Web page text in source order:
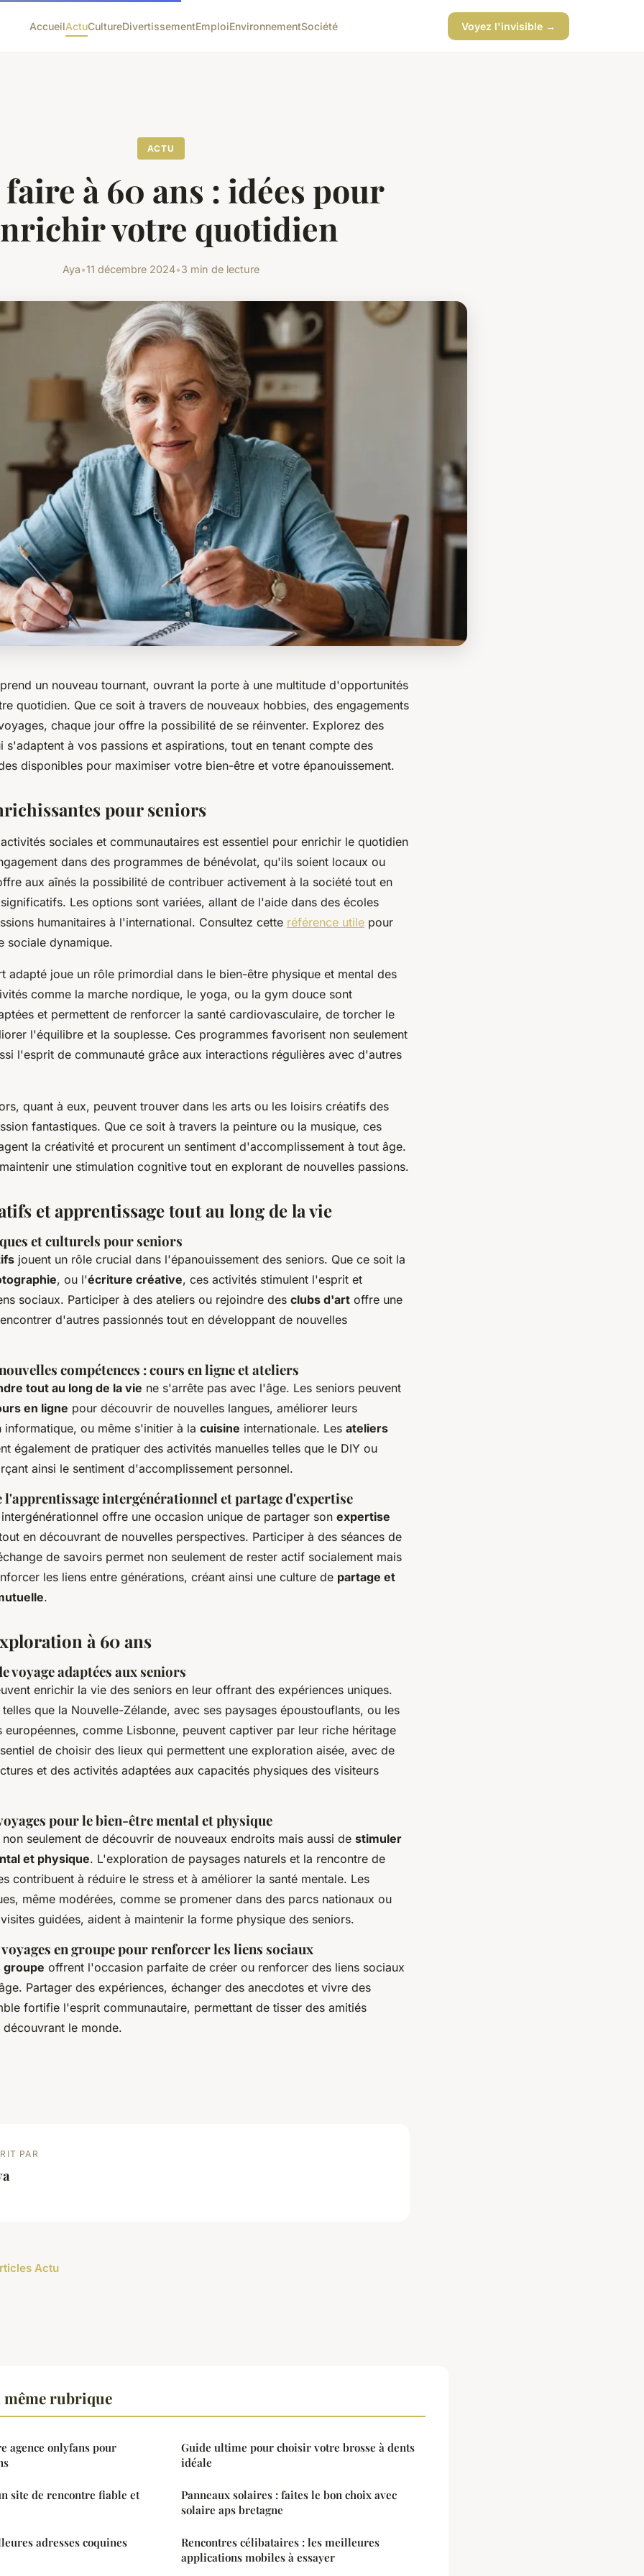
AccueilActuCultureDivertissementEmploiEnvironnementSociété Voyez l'invisible →
ACTU
à 60 ans : idées pour
votre quotidien
Aya•11 décembre 2024•3 min de lecture
un nouveau tournant, ouvrant la porte à une multitude d'opportunités
quotidien. Que ce soit à travers de nouveaux hobbies, des engagements
chaque jour offre la possibilité de se réinventer. Explorez des
s'adaptent à vos passions et aspirations, tout en tenant compte des
disponibles pour maximiser votre bien-être et votre épanouissement.
pour seniors
sociales et communautaires est essentiel pour enrichir le quotidien
dans des programmes de bénévolat, qu'ils soient locaux ou
aux aînés la possibilité de contribuer activement à la société tout en
Les options sont variées, allant de l'aide dans des écoles
humanitaires à l'international. Consultez cette référence utile pour
sociale dynamique.
adapté joue un rôle primordial dans le bien-être physique et mental des
comme la marche nordique, le yoga, ou la gym douce sont
et permettent de renforcer la santé cardiovasculaire, de torcher le
l'équilibre et la souplesse. Ces programmes favorisent non seulement
l'esprit de communauté grâce aux interactions régulières avec d'autres
quant à eux, peuvent trouver dans les arts ou les loisirs créatifs des
fantastiques. Que ce soit à travers la peinture ou la musique, ces
la créativité et procurent un sentiment d'accomplissement à tout âge.
une stimulation cognitive tout en explorant de nouvelles passions.
et apprentissage tout au long de la vie
et culturels pour seniors
jouent un rôle crucial dans l'épanouissement des seniors. Que ce soit la
, ou l'écriture créative, ces activités stimulent l'esprit et
sociaux. Participer à des ateliers ou rejoindre des clubs d'art offre une
d'autres passionnés tout en développant de nouvelles
compétences : cours en ligne et ateliers
tout au long de la vie ne s'arrête pas avec l'âge. Les seniors peuvent
en ligne pour découvrir de nouvelles langues, améliorer leurs
informatique, ou même s'initier à la cuisine internationale. Les ateliers
également de pratiquer des activités manuelles telles que le DIY ou
ainsi le sentiment d'accomplissement personnel.
l'apprentissage intergénérationnel et partage d'expertise
offre une occasion unique de partager son expertise
en découvrant de nouvelles perspectives. Participer à des séances de
de savoirs permet non seulement de rester actif socialement mais
les liens entre générations, créant ainsi une culture de partage et
.
à 60 ans
voyage adaptées aux seniors
enrichir la vie des seniors en leur offrant des expériences uniques.
que la Nouvelle-Zélande, avec ses paysages époustouflants, ou les
européennes, comme Lisbonne, peuvent captiver par leur riche héritage
de choisir des lieux qui permettent une exploration aisée, avec de
et des activités adaptées aux capacités physiques des visiteurs
pour le bien-être mental et physique
seulement de découvrir de nouveaux endroits mais aussi de stimuler
et physique. L'exploration de paysages naturels et la rencontre de
contribuent à réduire le stress et à améliorer la santé mentale. Les
même modérées, comme se promener dans des parcs nationaux ou
guidées, aident à maintenir la forme physique des seniors.
en groupe pour renforcer les liens sociaux
groupe offrent l'occasion parfaite de créer ou renforcer des liens sociaux
Partager des expériences, échanger des anecdotes et vivre des
fortifie l'esprit communautaire, permettant de tisser des amitiés
le monde.
PAR
Actu
rubrique
agence onlyfans pour
site de rencontre fiable et
adresses coquines
Guide ultime pour choisir votre brosse à dents
idéale
Panneaux solaires : faites le bon choix avec
solaire aps bretagne
Rencontres célibataires : les meilleures
applications mobiles à essayer